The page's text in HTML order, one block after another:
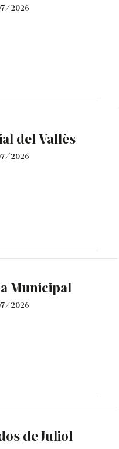
2026
del Vallès
2026
Municipal
2026
de Juliol